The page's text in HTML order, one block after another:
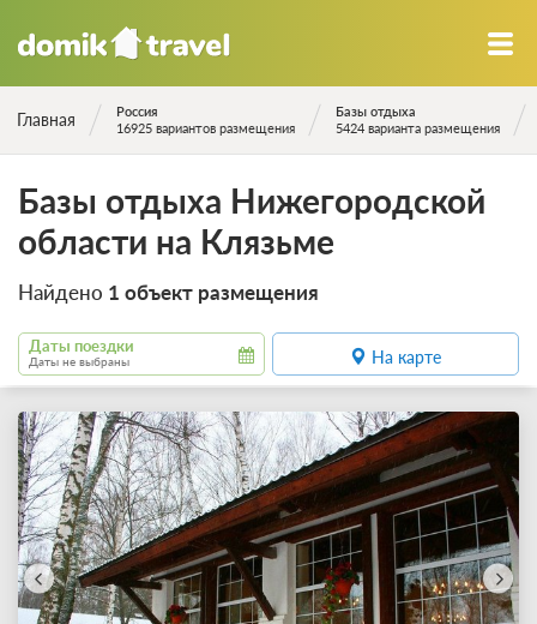
Главная
Россия
16925 вариантов размещения
Базы отдыха
5424 варианта размещения
Базы отдыха Нижегородской
области на Клязьме
Найдено 1 объект размещения
Даты поездки
Даты не выбраны На карте